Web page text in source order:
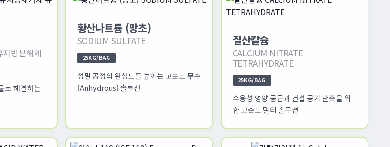
방분해제
로 해결하는
황산나트륨 (망초)
SODIUM SULFATE
25KG/BAG
정밀 공정의 완성도를 높이는 고순도 무수
(Anhydrous) 솔루션
질산칼슘
CALCIUM NITRATE
TETRAHYDRATE
25KG/BAG
수용성 영양 공급과 건설 공기 단축을 위
한 고순도 멀티 솔루션